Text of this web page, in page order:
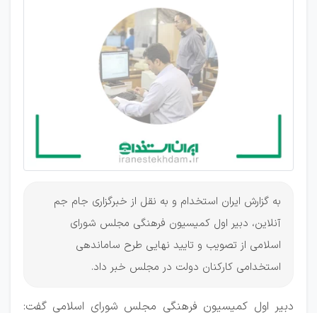
به گزارش ایران استخدام و به نقل از خبرگزاری جام جم
آنلاین، دبیر اول کمیسیون فرهنگی مجلس شورای
اسلامی از تصویب و تایید نهایی طرح ساماندهی
استخدامی کارکنان دولت در مجلس خبر داد.
دبیر اول کمیسیون فرهنگی مجلس شورای اسلامی گفت: